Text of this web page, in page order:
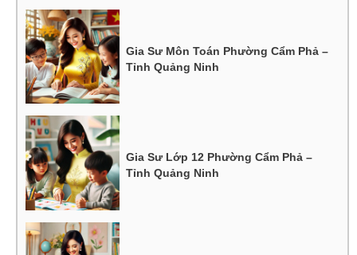
Gia Sư Môn Toán Phường Cẩm Phả –
Tỉnh Quảng Ninh
Gia Sư Lớp 12 Phường Cẩm Phả –
Tỉnh Quảng Ninh